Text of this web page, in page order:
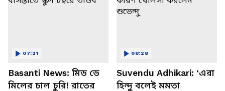
Basanti News: মিড ডে
মিলের চাল চুরি! রাতের
07:21
Suvendu Adhikari: ‘এরা
হিন্দু বলেই মমতা
08:28